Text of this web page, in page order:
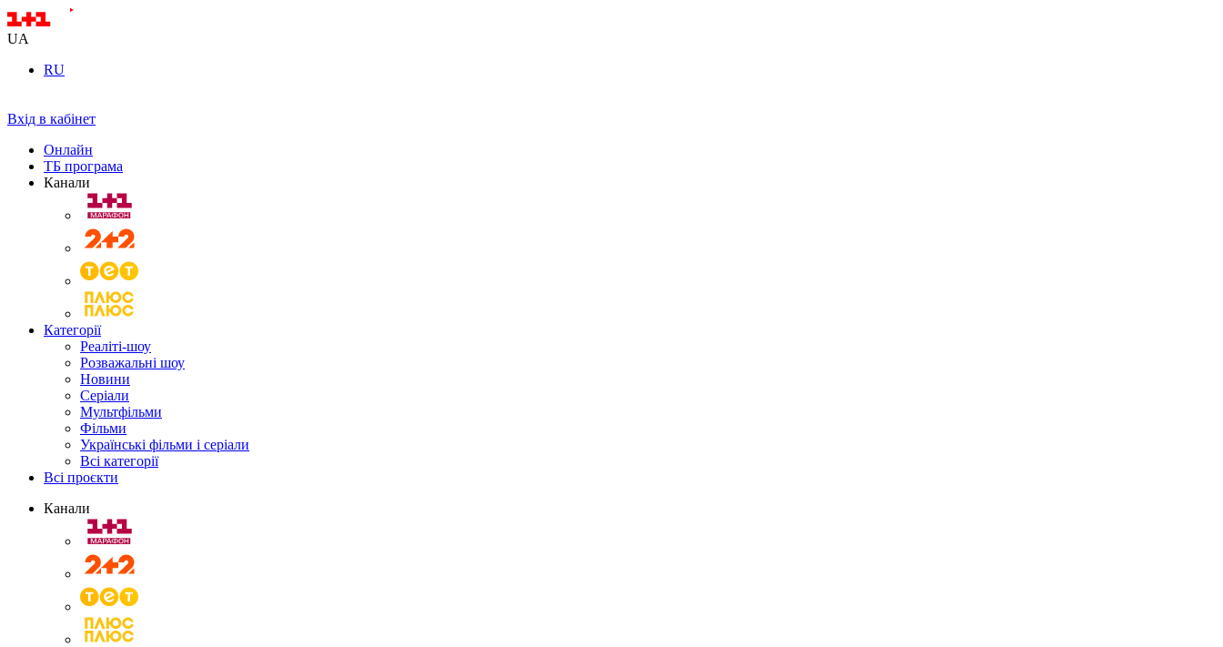
UA
RU
Вхід в кабінет
Онлайн
ТБ програма
Канали
Категорії
Реаліті-шоу
Розважальні шоу
Новини
Серіали
Мультфільми
Фільми
Українські фільми і серіали
Всі категорії
Всі проєкти
Канали